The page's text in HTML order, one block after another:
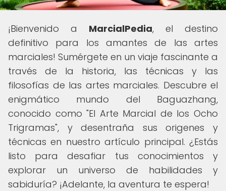
¡Bienvenido a MarcialPedia, el destino
definitivo para los amantes de las artes
marciales! Sumérgete en un viaje fascinante a
través de la historia, las técnicas y las
filosofías de las artes marciales. Descubre el
enigmático mundo del Baguazhang,
conocido como "El Arte Marcial de los Ocho
Trigramas", y desentraña sus origenes y
técnicas en nuestro artículo principal. ¿Estás
listo para desafiar tus conocimientos y
explorar un universo de habilidades y
sabiduría? ¡Adelante, la aventura te espera!